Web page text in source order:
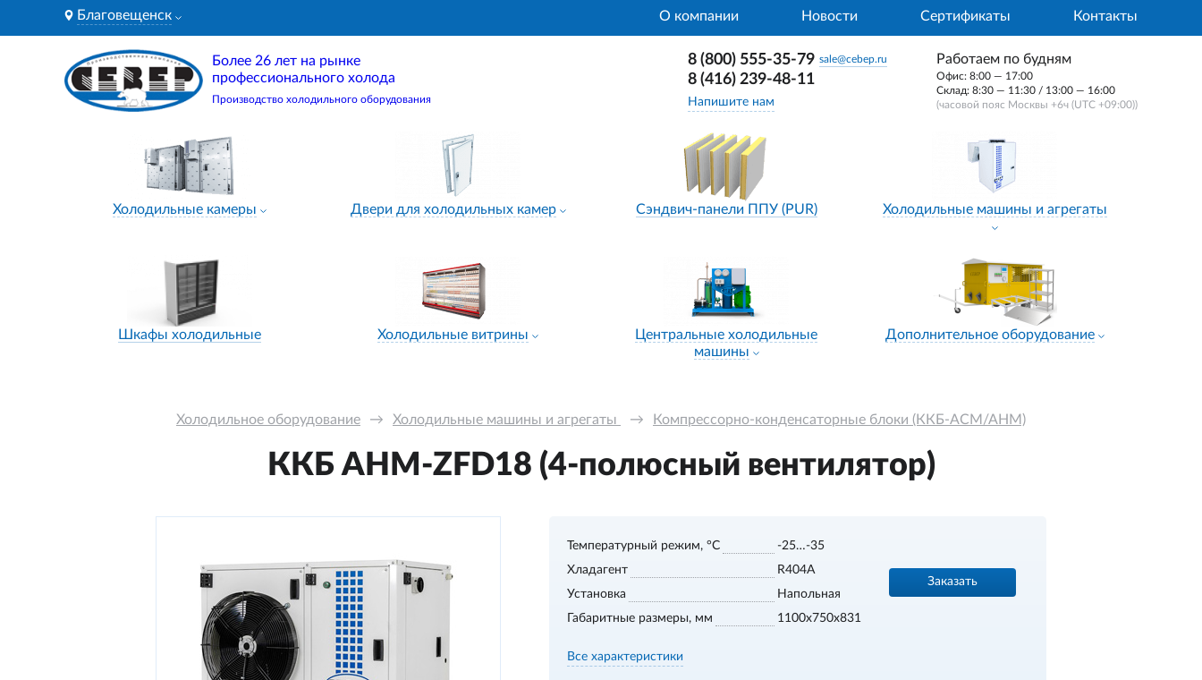
Благовещенск О компании Новости Сертификаты Контакты
Более 26 лет на рынке
профессионального холода
Производство холодильного оборудования
8 (800) 555-35-79 sale@cebep.ru
8 (416) 239-48-11
Напишите нам
Работаем по будням
Офис: 8:00 — 17:00
Склад: 8:30 — 11:30 / 13:00 — 16:00
(часовой пояс Москвы +6ч (UTC +09:00))
Холодильные камеры Двери для холодильных камер Сэндвич-панели ППУ (PUR) Холодильные машины и агрегаты
Шкафы холодильные Холодильные витрины
Центральные холодильные
машины
Дополнительное оборудование
Холодильное оборудование → Холодильные машины и агрегаты → Компрессорно-конденсаторные блоки (ККБ-АСМ/АНМ)
ККБ AНM-ZFD18 (4-полюсный вентилятор)
Температурный режим, °С
-25…-35
Хладагент
R404A
Установка
Напольная
Габаритные размеры, мм
1100х750х831
Заказать
Все характеристики